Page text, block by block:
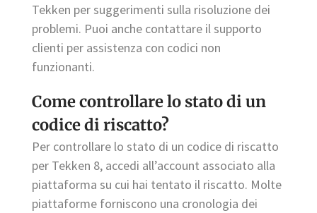
Tekken per suggerimenti sulla risoluzione dei
problemi. Puoi anche contattare il supporto
clienti per assistenza con codici non
funzionanti.
Come controllare lo stato di un
codice di riscatto?
Per controllare lo stato di un codice di riscatto
per Tekken 8, accedi all’account associato alla
piattaforma su cui hai tentato il riscatto. Molte
piattaforme forniscono una cronologia dei